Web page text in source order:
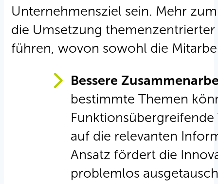
Unternehmensziel sein. Mehr
die Umsetzung
führen, wovon sowohl die
Bessere
bestimmte Themen
auf die relevanten
Ansatz fördert die
problemlos